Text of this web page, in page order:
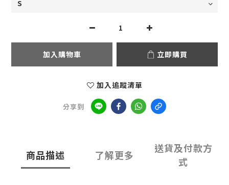
加入購物車 立即購買
加入追蹤清單
分享到
商品描述 了解更多
送貨及付款方
式